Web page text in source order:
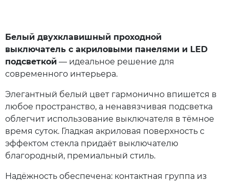
Белый двухклавишный проходной
выключатель с акриловыми панелями и LED
подсветкой — идеальное решение для
современного интерьера.
Элегантный белый цвет гармонично впишется в
любое пространство, а ненавязчивая подсветка
облегчит использование выключателя в тёмное
время суток. Гладкая акриловая поверхность с
эффектом стекла придаёт выключателю
благородный, премиальный стиль.
Надёжность обеспечена: контактная группа из